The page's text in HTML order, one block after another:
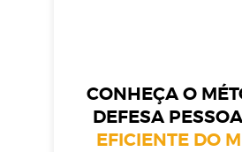
CONHEÇA O
DEFESA
EFICIENTE DO